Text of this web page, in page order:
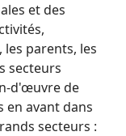
et des
les parents, les
secteurs
d'œuvre de
en avant dans
secteurs :